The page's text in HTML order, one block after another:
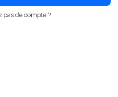
pas de compte ?